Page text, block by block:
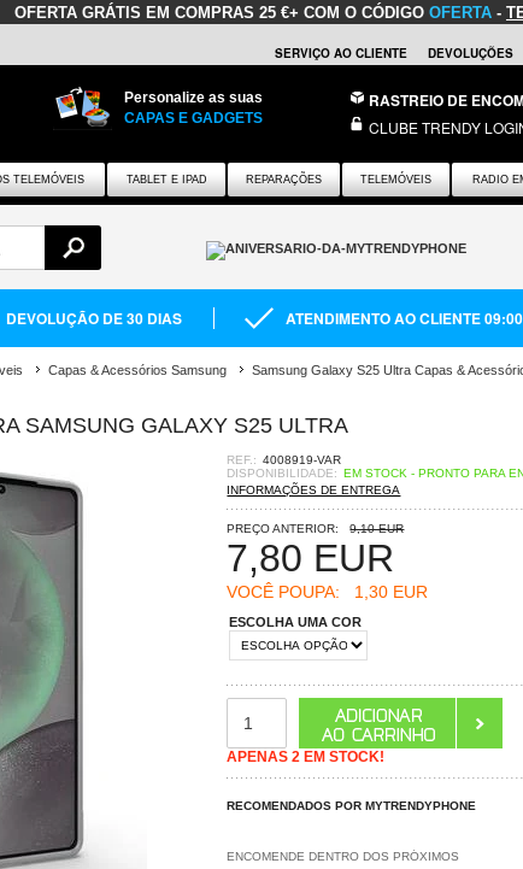
OFERTA GRÁTIS EM COMPRAS 25 €+ COM O CÓDIGO OFERTA -
SERVIÇO AO CLIENTE DEVOLUÇÕES
Personalize as suas
CAPAS E GADGETS
RASTREIO DE
CLUBE TRENDY
TELEMÓVEIS TABLET E IPAD REPARAÇÕES TELEMÓVEIS RADIO
DEVOLUÇÃO DE 30 DIAS ATENDIMENTO AO CLIENTE
Capas & Acessórios Samsung Samsung Galaxy S25 Ultra Capas &
SAMSUNG GALAXY S25 ULTRA
REF.: 4008919-VAR
DISPONIBILIDADE: EM STOCK - PRONTO PARA
INFORMAÇÕES DE ENTREGA
PREÇO ANTERIOR: 9,10 EUR
7,80 EUR
VOCÊ POUPA: 1,30 EUR
ESCOLHA UMA COR
APENAS 2 EM STOCK!
RECOMENDADOS POR MYTRENDYPHONE
ENCOMENDE DENTRO DOS PRÓXIMOS